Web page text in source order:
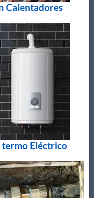
Calentadores
Eléctrico